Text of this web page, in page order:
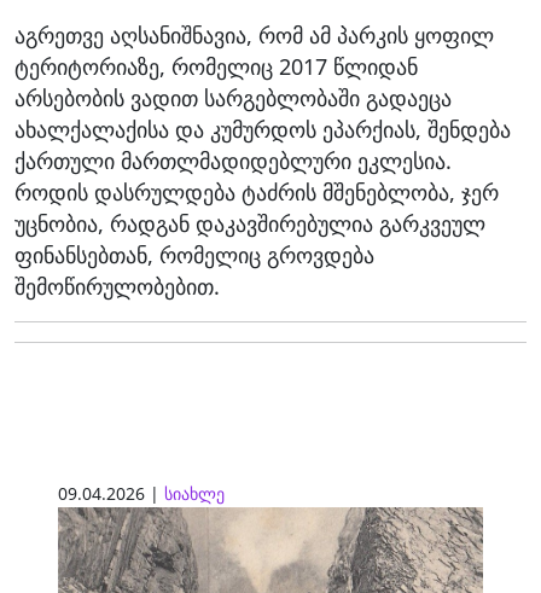
აგრეთვე აღსანიშნავია, რომ ამ პარკის ყოფილ
ტერიტორიაზე, რომელიც 2017 წლიდან
არსებობის ვადით სარგებლობაში გადაეცა
ახალქალაქისა და კუმურდოს ეპარქიას, შენდება
ქართული მართლმადიდებლური ეკლესია.
როდის დასრულდება ტაძრის მშენებლობა, ჯერ
უცნობია, რადგან დაკავშირებულია გარკვეულ
ფინანსებთან, რომელიც გროვდება
შემოწირულობებით.
09.04.2026 | სიახლე